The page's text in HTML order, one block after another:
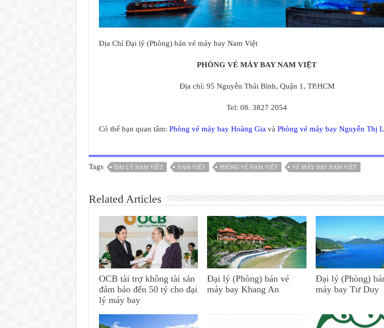
Địa Chỉ Đại lý (Phòng) bán vé máy bay Nam Việt
PHÒNG VÉ MÁY BAY NAM VIỆT
Địa chỉ: 95 Nguyễn Thái Bình, Quận 1, TP.HCM
Tel: 08. 3827 2054
Có thể bạn quan tâm: Phòng vé máy bay Hoàng Gia và Phòng vé máy bay Nguyễn Thị
Tags ĐẠI LÝ NAM VIỆT NAM VIỆT PHÒNG VÉ NAM VIỆT VÉ MÁY BAY NAM VIỆT
Related Articles
OCB tài trợ không tài sản
đảm bảo đến 50 tỷ cho đại
lý máy bay
Đại lý (Phòng) bán vé
máy bay Khang An
Đại lý (Phòng)
máy bay Tư Duy